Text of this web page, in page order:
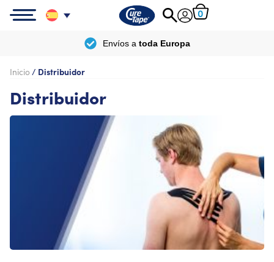
0
Envíos a toda Europa
Inicio / Distribuidor
Distribuidor